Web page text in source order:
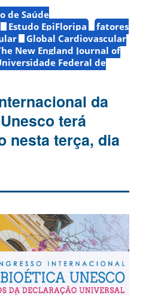
de Saúde
Estudo EpiFloripa
fatores
Global Cardiovascular
New England Journal of
Federal de
da
terá
nesta terça, dia